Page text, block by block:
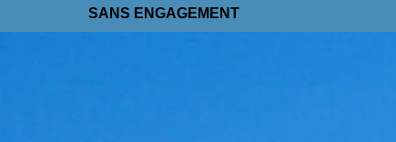
SANS ENGAGEMENT